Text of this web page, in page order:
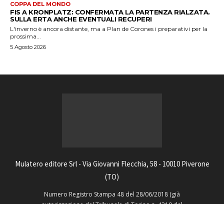
COPPA DEL MONDO
FIS A KRONPLATZ: CONFERMATA LA PARTENZA RIALZATA.
SULLA ERTA ANCHE EVENTUALI RECUPERI
L'inverno è ancora distante, ma a Plan de Corones i preparativi per la
prossima...
5 Agosto 2026
Mulatero editore Srl - Via Giovanni Flecchia, 58 - 10010 Piverone
(TO)
Numero Registro Stampa 48 del 28/06/2018 (già